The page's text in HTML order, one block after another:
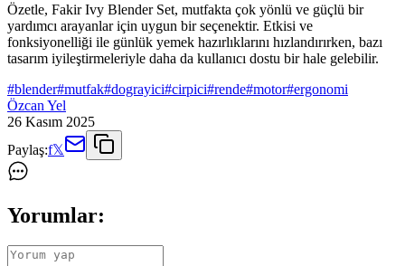
Özetle, Fakir Ivy Blender Set, mutfakta çok yönlü ve güçlü bir
yardımcı arayanlar için uygun bir seçenektir. Etkisi ve
fonksiyonelliği ile günlük yemek hazırlıklarını hızlandırırken, bazı
tasarım iyileştirmeleriyle daha da kullanıcı dostu bir hale gelebilir.
#blender#mutfak#dograyici#cirpici#rende#motor#ergonomi
Özcan Yel
26 Kasım 2025
Paylaş:f𝕏
Yorumlar: